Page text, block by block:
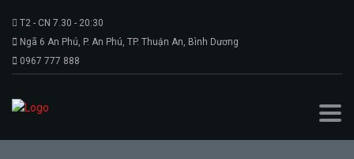
T2 - CN 7.30 - 20:30
Ngã 6 An Phú, P. An Phú, TP. Thuận An, Bình Dương
0967 777 888